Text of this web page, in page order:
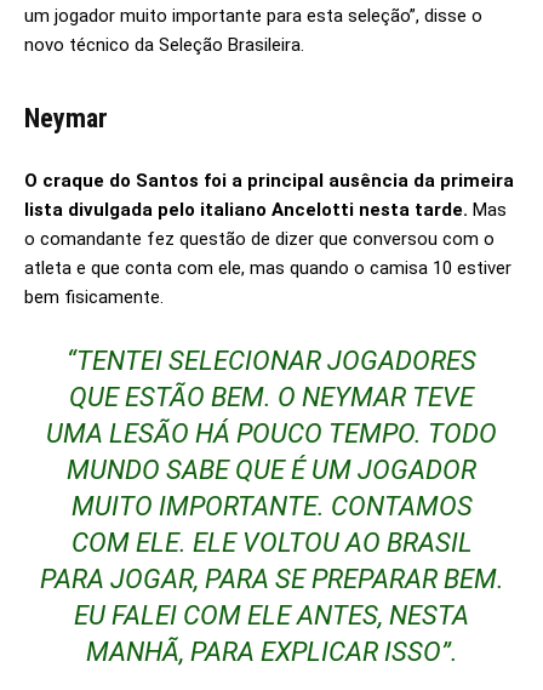
um jogador muito importante para esta seleção”, disse o
novo técnico da Seleção Brasileira.
Neymar
O craque do Santos foi a principal ausência da primeira
lista divulgada pelo italiano Ancelotti nesta tarde. Mas
o comandante fez questão de dizer que conversou com o
atleta e que conta com ele, mas quando o camisa 10 estiver
bem fisicamente.
“TENTEI SELECIONAR JOGADORES
QUE ESTÃO BEM. O NEYMAR TEVE
UMA LESÃO HÁ POUCO TEMPO. TODO
MUNDO SABE QUE É UM JOGADOR
MUITO IMPORTANTE. CONTAMOS
COM ELE. ELE VOLTOU AO BRASIL
PARA JOGAR, PARA SE PREPARAR BEM.
EU FALEI COM ELE ANTES, NESTA
MANHÃ, PARA EXPLICAR ISSO”.